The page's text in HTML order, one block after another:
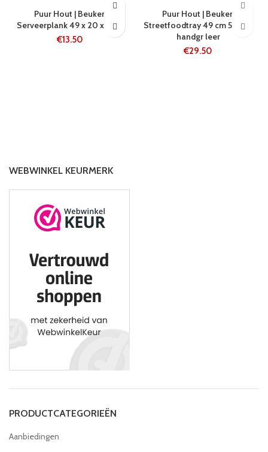
Puur Hout | Beuken
Serveerplank 49 x 20 x 2 cm
€13.50
Puur Hout | Beuken
Streetfoodtray 49 cm 5-vaks
handgr leer
€29.50
WEBWINKEL KEURMERK
PRODUCTCATEGORIEËN
Aanbiedingen